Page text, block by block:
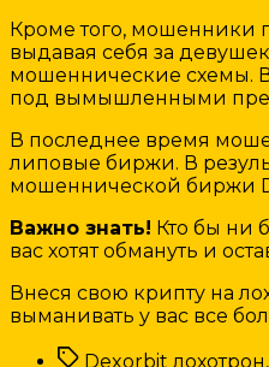
Кроме того, мошенники
выдавая себя за
мошеннические схемы. В
под вымышленными
В последнее время
липовые биржи. В
мошеннической биржи
Важно знать! Кто бы ни
вас хотят обмануть и
Внеся свою крипту на
выманивать у вас все
Метки
Dexorbit лохотрон,